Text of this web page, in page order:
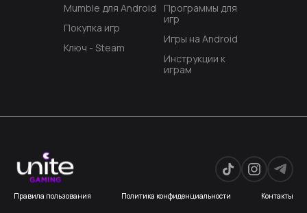
Mumble для Android
Покупка игр
Ключ - Steam
Программы для
игр
Игры на Android
Инструкции к
играм
Правила пользования Политика конфиденциальности Контакты